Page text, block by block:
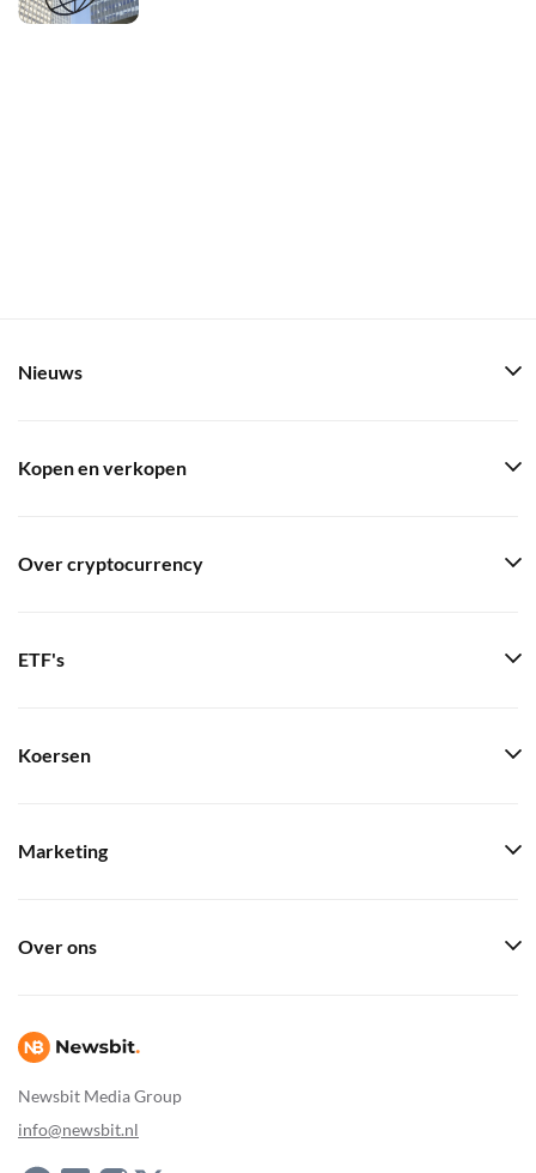
Newsbit Media Group
info@newsbit.nl
Nieuws
Kopen en verkopen
Over cryptocurrency
ETF's
Koersen
Marketing
Over ons